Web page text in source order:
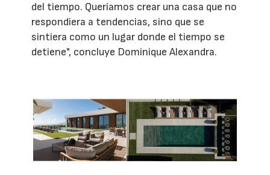
del tiempo. Queríamos crear una casa que no
respondiera a tendencias, sino que se
sintiera como un lugar donde el tiempo se
detiene", concluye Dominique Alexandra.